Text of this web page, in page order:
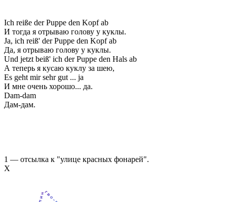
Ich reiße der Puppe den Kopf ab
И тогда я отрываю голову у куклы.
Ja, ich reiß' der Puppe den Kopf ab
Да, я отрываю голову у куклы.
Und jetzt beiß' ich der Puppe den Hals ab
А теперь я кусаю куклу за шею,
Es geht mir sehr gut ... ja
И мне очень хорошо... да.
Dam-dam
Дам-дам.
1 — отсылка к "улице красных фонарей".
Х